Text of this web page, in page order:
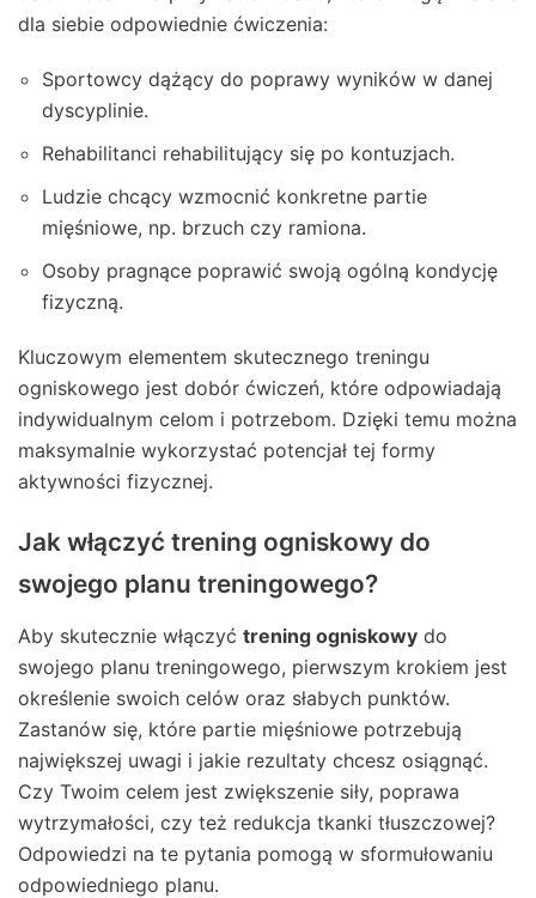
dla siebie odpowiednie ćwiczenia:
Sportowcy dążący do poprawy wyników w danej
dyscyplinie.
Rehabilitanci rehabilitujący się po kontuzjach.
Ludzie chcący wzmocnić konkretne partie
mięśniowe, np. brzuch czy ramiona.
Osoby pragnące poprawić swoją ogólną kondycję
fizyczną.
Kluczowym elementem skutecznego treningu
ogniskowego jest dobór ćwiczeń, które odpowiadają
indywidualnym celom i potrzebom. Dzięki temu można
maksymalnie wykorzystać potencjał tej formy
aktywności fizycznej.
Jak włączyć trening ogniskowy do
swojego planu treningowego?
Aby skutecznie włączyć trening ogniskowy do
swojego planu treningowego, pierwszym krokiem jest
określenie swoich celów oraz słabych punktów.
Zastanów się, które partie mięśniowe potrzebują
największej uwagi i jakie rezultaty chcesz osiągnąć.
Czy Twoim celem jest zwiększenie siły, poprawa
wytrzymałości, czy też redukcja tkanki tłuszczowej?
Odpowiedzi na te pytania pomogą w sformułowaniu
odpowiedniego planu.